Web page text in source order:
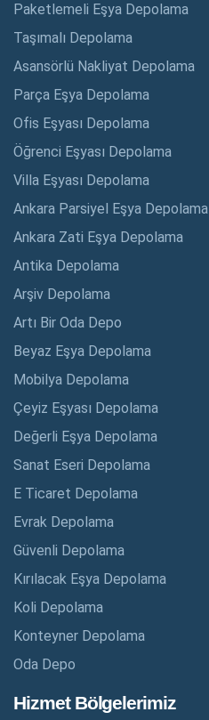
Paketlemeli Eşya Depolama
Taşımalı Depolama
Asansörlü Nakliyat Depolama
Parça Eşya Depolama
Ofis Eşyası Depolama
Öğrenci Eşyası Depolama
Villa Eşyası Depolama
Ankara Parsiyel Eşya Depolama
Ankara Zati Eşya Depolama
Antika Depolama
Arşiv Depolama
Artı Bir Oda Depo
Beyaz Eşya Depolama
Mobilya Depolama
Çeyiz Eşyası Depolama
Değerli Eşya Depolama
Sanat Eseri Depolama
E Ticaret Depolama
Evrak Depolama
Güvenli Depolama
Kırılacak Eşya Depolama
Koli Depolama
Konteyner Depolama
Oda Depo
Hizmet Bölgelerimiz